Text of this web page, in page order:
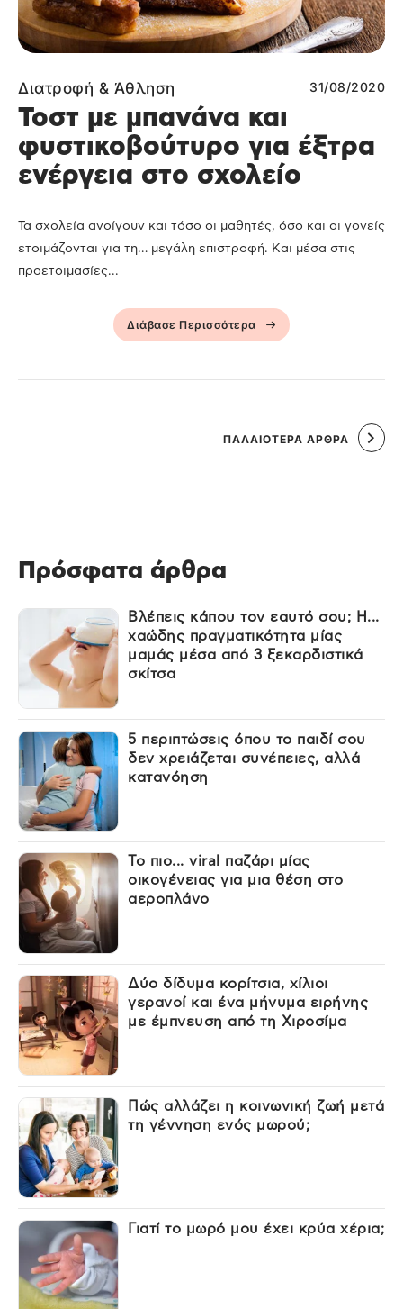
Διατροφή & Άθληση 31/08/2020
Τοστ με μπανάνα και
φυστικοβούτυρο για έξτρα
ενέργεια στο σχολείο
Τα σχολεία ανοίγουν και τόσο οι μαθητές, όσο και οι γονείς
ετοιμάζονται για τη… μεγάλη επιστροφή. Και μέσα στις
προετοιμασίες...
Διάβασε Περισσότερα
ΠΑΛΑΙΌΤΕΡΑ ΆΡΘΡΑ
Πρόσφατα άρθρα
Βλέπεις κάπου τον εαυτό σου; Η...
χαώδης πραγματικότητα μίας
μαμάς μέσα από 3 ξεκαρδιστικά
σκίτσα
5 περιπτώσεις όπου το παιδί σου
δεν χρειάζεται συνέπειες, αλλά
κατανόηση
Το πιο... viral παζάρι μίας
οικογένειας για μια θέση στο
αεροπλάνο
Δύο δίδυμα κορίτσια, χίλιοι
γερανοί και ένα μήνυμα ειρήνης
με έμπνευση από τη Χιροσίμα
Πώς αλλάζει η κοινωνική ζωή μετά
τη γέννηση ενός μωρού;
Γιατί το μωρό μου έχει κρύα χέρια;